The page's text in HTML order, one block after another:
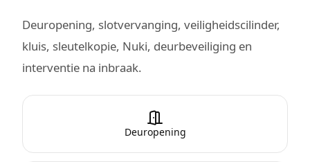
Deuropening, slotvervanging, veiligheidscilinder,
kluis, sleutelkopie, Nuki, deurbeveiliging en
interventie na inbraak.
Deuropening